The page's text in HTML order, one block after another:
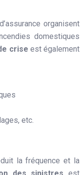
organisent
domestiques
crise est également
etc.
la fréquence et la